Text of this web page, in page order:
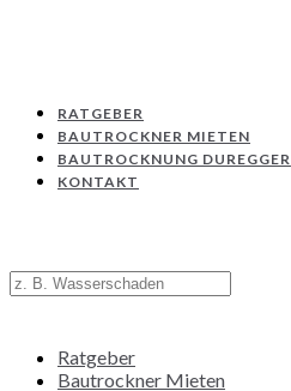
RATGEBER
BAUTROCKNER MIETEN
BAUTROCKNUNG DUREGGER
KONTAKT
Ratgeber
Bautrockner Mieten